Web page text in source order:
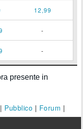
12,99
-
-
| Pubblico | Forum |